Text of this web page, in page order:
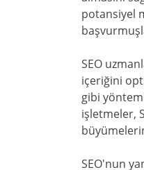
potansiyel
SEO
içeriğini
gibi
işletmeler,
SEO'nun